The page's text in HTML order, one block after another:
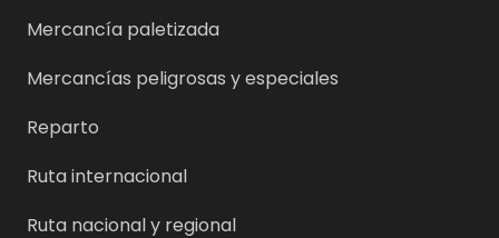
Mercancía paletizada
Mercancías peligrosas y especiales
Reparto
Ruta internacional
Ruta nacional y regional